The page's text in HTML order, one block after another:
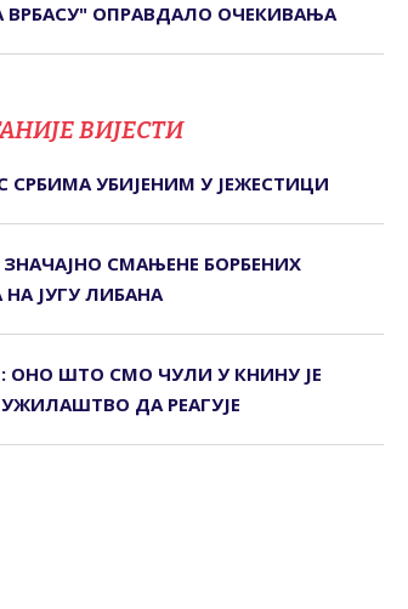
ВРБАСУ" ОПРАВДАЛО ОЧЕКИВАЊА
ВИЈЕСТИ
СРБИМА УБИЈЕНИМ У ЈЕЖЕСТИЦИ
СМАЊЕНЕ БОРБЕНИХ
НА ЈУГУ ЛИБАНА
ОНО ШТО СМО ЧУЛИ У КНИНУ ЈЕ
ДА РЕАГУЈЕ